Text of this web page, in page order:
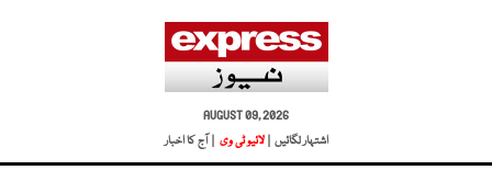
AUGUST 09, 2026
اشتہار لگائیں |
| آج کا اخبار